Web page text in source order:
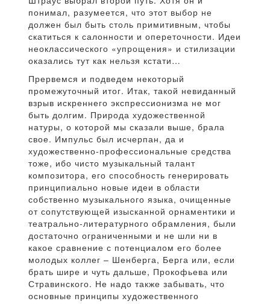
понимал, разумеется, что этот выбор не
должен был быть столь примитивным, чтобы
скатиться к салонности и опереточности. Идеи
неоклассического «упрощения» и стилизации
оказались тут как нельзя кстати…
Прервемся и подведем некоторый
промежуточный итог. Итак, такой невиданный
взрыв искреннего экспрессионизма не мог
быть долгим. Природа художественной
натуры, о которой мы сказали выше, брала
свое. Импульс был исчерпан, да и
художественно-профессиональные средства
тоже, ибо чисто музыкальный талант
композитора, его способность генерировать
принципиально новые идеи в области
собственно музыкального языка, очищенные
от сопутствующей изысканной орнаментики и
театрально-литературного обрамления, были
достаточно ограниченными и не шли ни в
какое сравнение с потенциалом его более
молодых коллег – Шенберга, Берга или, если
брать шире и чуть дальше, Прокофьева или
Стравинского. Не надо также забывать, что
основные принципы художественного